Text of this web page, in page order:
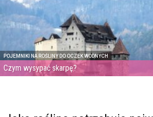
POJEMNIKI NA ROŚLINY DO OCZEK WODNYCH
Czym wysypać skarpę?